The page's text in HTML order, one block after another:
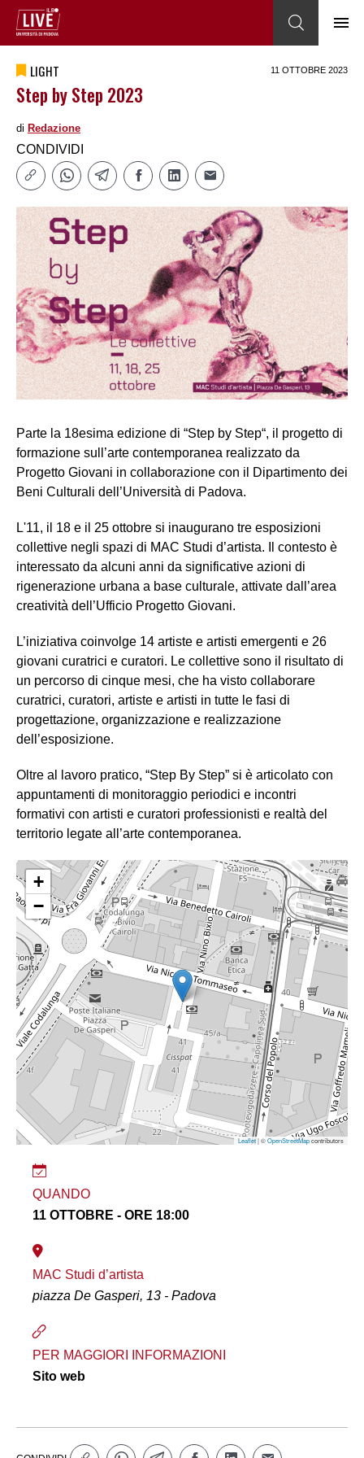
LIGHT 11 OTTOBRE 2023
Step by Step 2023
di Redazione
CONDIVIDI
Parte la 18esima edizione di “Step by Step“, il progetto di
formazione sull’arte contemporanea realizzato da
Progetto Giovani in collaborazione con il Dipartimento dei
Beni Culturali dell’Università di Padova.
L'11, il 18 e il 25 ottobre si inaugurano tre esposizioni
collettive negli spazi di MAC Studi d’artista. Il contesto è
interessato da alcuni anni da significative azioni di
rigenerazione urbana a base culturale, attivate dall’area
creatività dell’Ufficio Progetto Giovani.
L’iniziativa coinvolge 14 artiste e artisti emergenti e 26
giovani curatrici e curatori. Le collettive sono il risultato di
un percorso di cinque mesi, che ha visto collaborare
curatrici, curatori, artiste e artisti in tutte le fasi di
progettazione, organizzazione e realizzazione
dell’esposizione.
Oltre al lavoro pratico, “Step By Step” si è articolato con
appuntamenti di monitoraggio periodici e incontri
formativi con artisti e curatori professionisti e realtà del
territorio legate all’arte contemporanea.
+
−
Leaflet| ©OpenStreetMapcontributors
QUANDO
11 OTTOBRE - ORE 18:00
MAC Studi d’artista
piazza De Gasperi, 13 - Padova
PER MAGGIORI INFORMAZIONI
Sito web